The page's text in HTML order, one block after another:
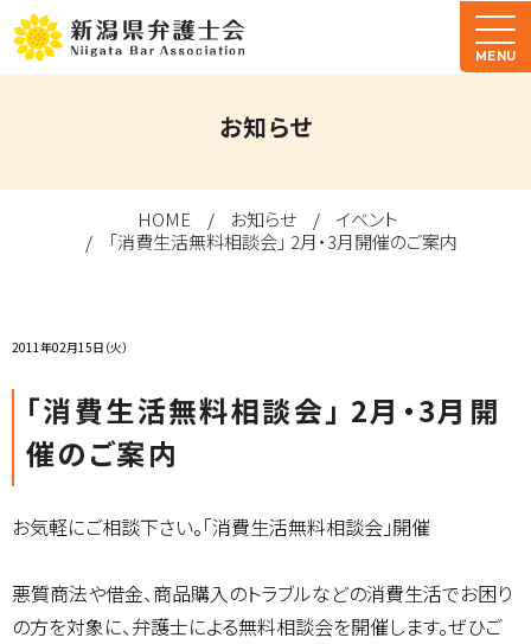
MENU
お知らせ
HOME お知らせ
イベント
「消費生活無料相談会」 2月・3月開催のご案内
2011年02月15日（火）
「消費生活無料相談会」 2月・3月開
催のご案内
お気軽にご相談下さい。「消費生活無料相談会」開催
悪質商法や借金、商品購入のトラブルなどの消費生活でお困り
の方を対象に、弁護士による無料相談会を開催します。ぜひご